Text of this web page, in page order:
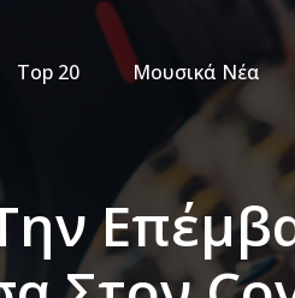
Top 20 Μουσικά Νέα